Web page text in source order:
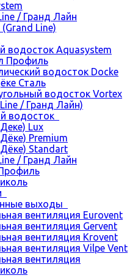
/ Гранд Лайн
Line)
водосток Aquasystem
Профиль
водосток Docke
Сталь
водосток Vortex
/ Гранд Лайн)
водосток
Lux
Premium
Standart
/ Гранд Лайн
выходы
вентиляция Eurovent
вентиляция Gervent
вентиляция Krovent
вентиляция Vilpe Vent
вентиляция